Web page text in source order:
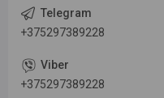
+375297389228
+375297389228